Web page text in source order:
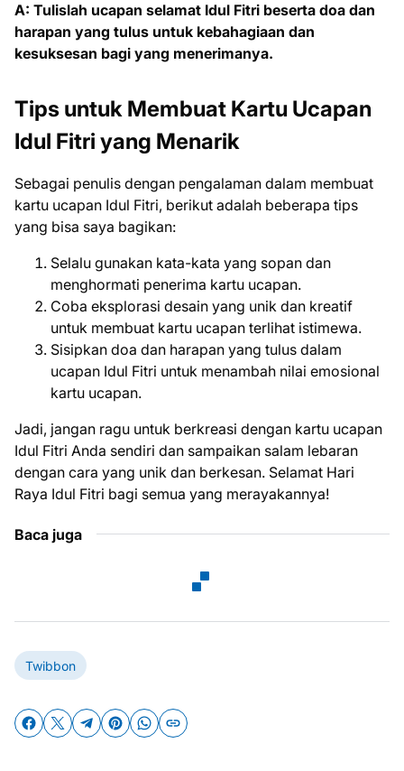
A: Tulislah ucapan selamat Idul Fitri beserta doa dan
harapan yang tulus untuk kebahagiaan dan
kesuksesan bagi yang menerimanya.
Tips untuk Membuat Kartu Ucapan
Idul Fitri yang Menarik
Sebagai penulis dengan pengalaman dalam membuat
kartu ucapan Idul Fitri, berikut adalah beberapa tips
yang bisa saya bagikan:
Selalu gunakan kata-kata yang sopan dan
menghormati penerima kartu ucapan.
Coba eksplorasi desain yang unik dan kreatif
untuk membuat kartu ucapan terlihat istimewa.
Sisipkan doa dan harapan yang tulus dalam
ucapan Idul Fitri untuk menambah nilai emosional
kartu ucapan.
Jadi, jangan ragu untuk berkreasi dengan kartu ucapan
Idul Fitri Anda sendiri dan sampaikan salam lebaran
dengan cara yang unik dan berkesan. Selamat Hari
Raya Idul Fitri bagi semua yang merayakannya!
Baca juga
Twibbon